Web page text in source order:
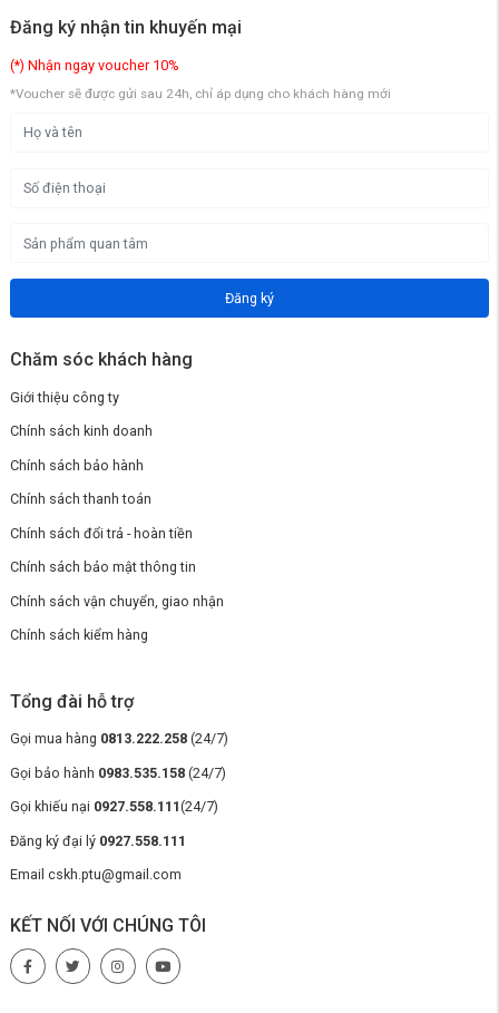
Đăng ký nhận tin khuyến mại
(*) Nhận ngay voucher 10%
*Voucher sẽ được gửi sau 24h, chỉ áp dụng cho khách hàng mới
Đăng ký
Chăm sóc khách hàng
Giới thiệu công ty
Chính sách kinh doanh
Chính sách bảo hành
Chính sách thanh toán
Chính sách đổi trả - hoàn tiền
Chính sách bảo mật thông tin
Chính sách vận chuyển, giao nhận
Chính sách kiểm hàng
Tổng đài hỗ trợ
Gọi mua hàng 0813.222.258 (24/7)
Gọi bảo hành 0983.535.158 (24/7)
Gọi khiếu nại 0927.558.111(24/7)
Đăng ký đại lý 0927.558.111
Email cskh.ptu@gmail.com
KẾT NỐI VỚI CHÚNG TÔI